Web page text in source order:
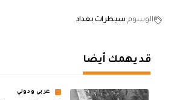
الوسوم سيطرات بغداد
قد يهمك أيضا
عربي ودولي